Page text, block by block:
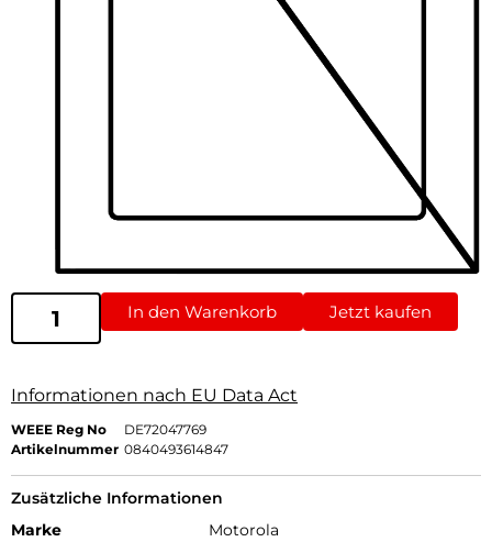
In den Warenkorb Jetzt kaufen
Informationen nach EU Data Act
WEEE Reg No
DE72047769
Artikelnummer 0840493614847
Zusätzliche Informationen
Marke
Motorola